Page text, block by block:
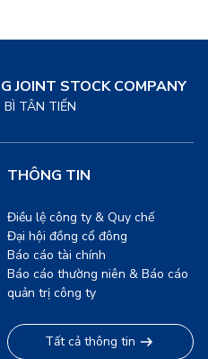
JOINT STOCK COMPANY
TÂN TIẾN
THÔNG TIN
Điều lệ công ty & Quy chế
Đại hội đồng cổ đông
Báo cáo tài chính
Báo cáo thường niên & Báo cáo
quản trị công ty
Tất cả thông tin